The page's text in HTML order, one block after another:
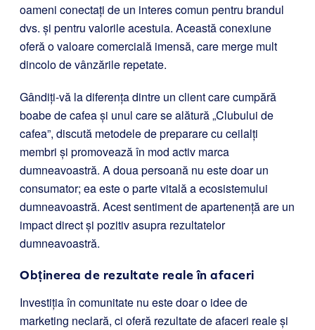
oameni conectați de un interes comun pentru brandul
dvs. și pentru valorile acestuia. Această conexiune
oferă o valoare comercială imensă, care merge mult
dincolo de vânzările repetate.
Gândiți-vă la diferența dintre un client care cumpără
boabe de cafea și unul care se alătură „Clubului de
cafea”, discută metodele de preparare cu ceilalți
membri și promovează în mod activ marca
dumneavoastră. A doua persoană nu este doar un
consumator; ea este o parte vitală a ecosistemului
dumneavoastră. Acest sentiment de apartenență are un
impact direct și pozitiv asupra rezultatelor
dumneavoastră.
Obținerea de rezultate reale în afaceri
Investiția în comunitate nu este doar o idee de
marketing neclară, ci oferă rezultate de afaceri reale și